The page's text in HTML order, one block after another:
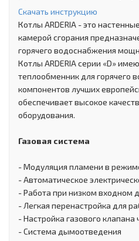
Скачать инструкцию
Котлы ARDERIA - это
камерой сгорания
горячего водоснабжения
Котлы ARDERIA серии «D»
теплообменник для горячего
компонентов лучших
обеспечивает высокое
оборудования.
Газовая система
- Модуляция пламени в
- Автоматическое
- Работа при низком входном
- Легкая перенастройка для
- Настройка газового клапана
- Система дымоотведения